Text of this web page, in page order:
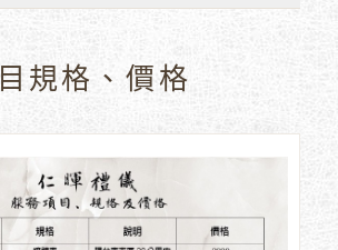
規格、價格